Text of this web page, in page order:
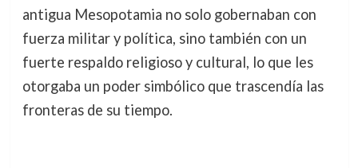
antigua Mesopotamia no solo gobernaban con
fuerza militar y política, sino también con un
fuerte respaldo religioso y cultural, lo que les
otorgaba un poder simbólico que trascendía las
fronteras de su tiempo.